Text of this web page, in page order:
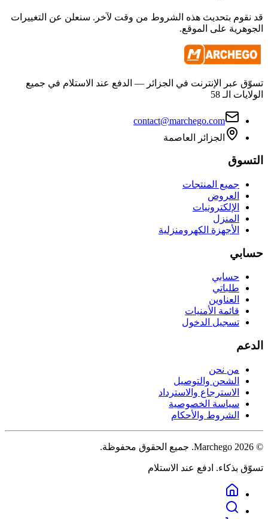
قد نقوم بتحديث هذه الشروط من وقت لآخر. سنعلن عن التغييرات
الجوهرية على الموقع.
تسوّق عبر الإنترنت في الجزائر — الدفع عند الاستلام في جميع
الولايات الـ 58
contact@marchego.com
الجزائر العاصمة
التسوق
جميع المنتجات
العروض
الإلكترونيات
المنزل
الأجهزة الكهرومنزلية
حسابي
حسابي
طلباتي
العناوين
قائمة الأمنيات
تسجيل الدخول
الدعم
من نحن
الشحن والتوصيل
الاسترجاع والاسترداد
سياسة الخصوصية
الشروط والأحكام
©
2026
Marchego. جميع الحقوق محفوظة.
تسوّق بذكاء. ادفع عند الاستلام